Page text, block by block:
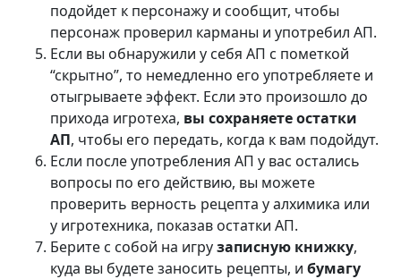
подойдет к персонажу и сообщит, чтобы
персонаж проверил карманы и употребил АП.
Если вы обнаружили у себя АП с пометкой
“скрытно”, то немедленно его употребляете и
отыгрываете эффект. Если это произошло до
прихода игротеха, вы сохраняете остатки
АП, чтобы его передать, когда к вам подойдут.
Если после употребления АП у вас остались
вопросы по его действию, вы можете
проверить верность рецепта у алхимика или
у игротехника, показав остатки АП.
Берите с собой на игрузаписную книжку,
куда вы будете заносить рецепты, и бумагу